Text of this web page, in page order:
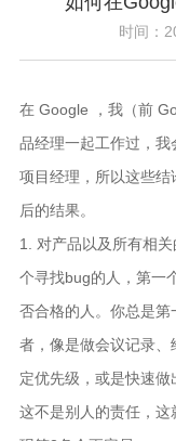
时间：
在 Google ，我（前
品经理一起工作过，
项目经理，所以这些
后的结果。
1. 对产品以及所有相
个寻找bug的人，第一
否合格的人。你总是
者，像是做会议记录
定优先级，或是快速做
这不是别人的责任，